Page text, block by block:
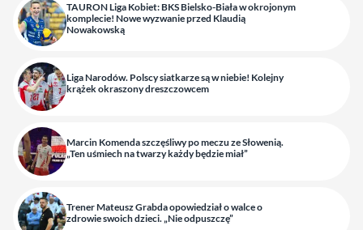
TAURON Liga Kobiet: BKS Bielsko-Biała w okrojonym
komplecie! Nowe wyzwanie przed Klaudią
Nowakowską
Liga Narodów. Polscy siatkarze są w niebie! Kolejny
krążek okraszony dreszczowcem
Marcin Komenda szczęśliwy po meczu ze Słowenią.
„Ten uśmiech na twarzy każdy będzie miał”
Trener Mateusz Grabda opowiedział o walce o
zdrowie swoich dzieci. „Nie odpuszczę”